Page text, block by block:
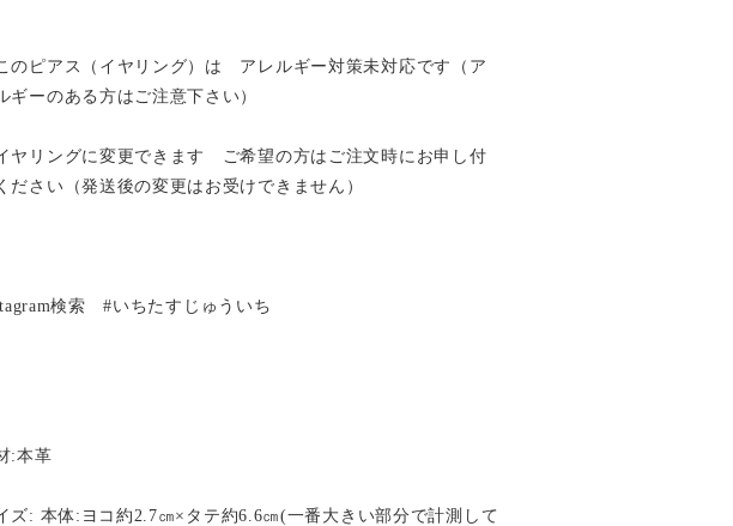
のピアス（イヤリング）は アレルギー対策未対応です（ア
ギーのある方はご注意下さい）
ヤリングに変更できます ご希望の方はご注文時にお申し付
ださい（発送後の変更はお受けできません）
検索 #いちたすじゅういち
:本革
ズ: 本体:ヨコ約2.7㎝×タテ約6.6㎝(一番大きい部分で計測して